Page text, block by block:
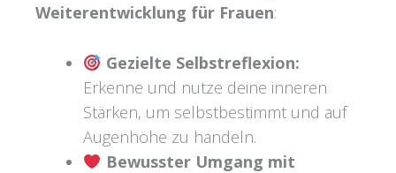
Weiterentwicklung für Frauen:
Gezielte Selbstreflexion:
Erkenne und nutze deine inneren
Stärken, um selbstbestimmt und auf
Augenhöhe zu handeln.
Bewusster Umgang mit